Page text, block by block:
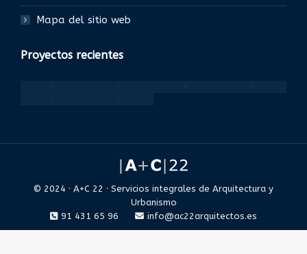
Mapa del sitio web
Proyectos recientes
© 2024 · A+C 22 · Servicios integrales de Arquitectura y
Urbanismo
91 431 65 96
info@ac22arquitectos.es